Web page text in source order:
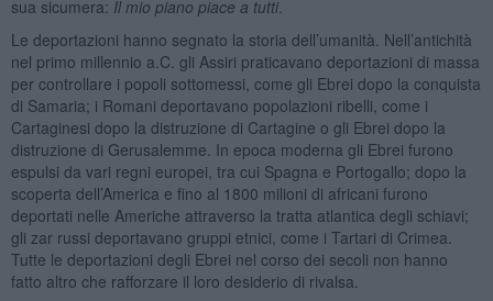
sua sicumera: Il mio piano piace a tutti.
Le deportazioni hanno segnato la storia dell’umanità. Nell’antichità
nel primo millennio a.C. gli Assiri praticavano deportazioni di massa
per controllare i popoli sottomessi, come gli Ebrei dopo la conquista
di Samaria; i Romani deportavano popolazioni ribelli, come i
Cartaginesi dopo la distruzione di Cartagine o gli Ebrei dopo la
distruzione di Gerusalemme. In epoca moderna gli Ebrei furono
espulsi da vari regni europei, tra cui Spagna e Portogallo; dopo la
scoperta dell’America e fino al 1800 milioni di africani furono
deportati nelle Americhe attraverso la tratta atlantica degli schiavi;
gli zar russi deportavano gruppi etnici, come i Tartari di Crimea.
Tutte le deportazioni degli Ebrei nel corso dei secoli non hanno
fatto altro che rafforzare il loro desiderio di rivalsa.